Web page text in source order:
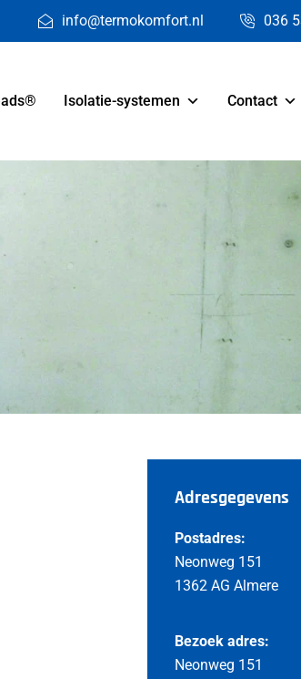
info@termokomfort.nl 036
Isolatie-systemen Contact
Adresgegevens
Postadres:
Neonweg 151
1362 AG Almere
Bezoek adres:
Neonweg 151